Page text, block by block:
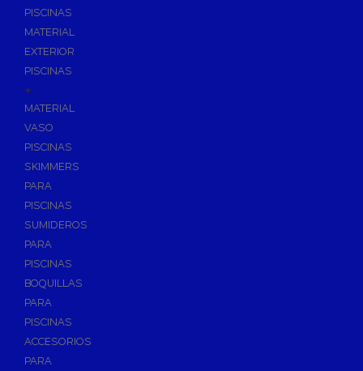
PISCINAS
MATERIAL
EXTERIOR
PISCINAS
+
MATERIAL
VASO
PISCINAS
SKIMMERS
PARA
PISCINAS
SUMIDEROS
PARA
PISCINAS
BOQUILLAS
PARA
PISCINAS
ACCESORIOS
PARA